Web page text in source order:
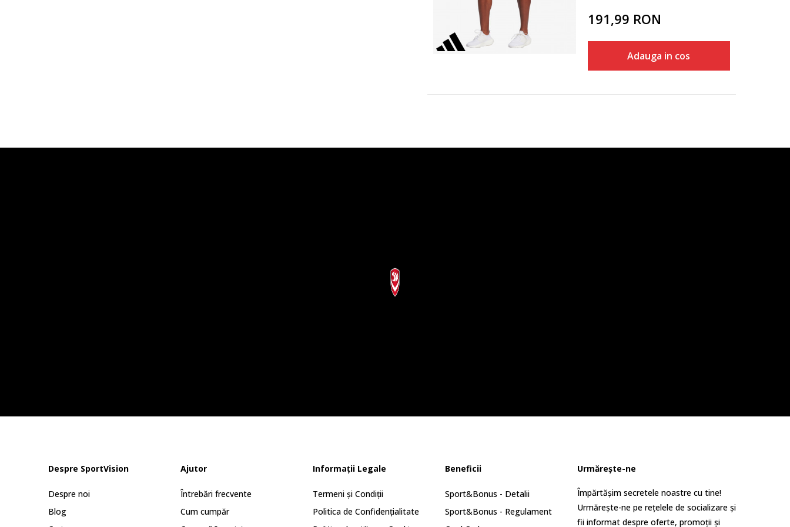
191,99 RON
Adauga in cos
Despre SportVision
Despre noi
Blog
Ajutor
Întrebări frecvente
Cum cumpăr
Informații Legale
Termeni și Condiții
Politica de Confidențialitate
Beneficii
Sport&Bonus - Detalii
Sport&Bonus - Regulament
Urmărește-ne
Împărtășim secretele noastre cu tine!
Urmărește-ne pe rețelele de socializare și
fii informat despre oferte, promoții și